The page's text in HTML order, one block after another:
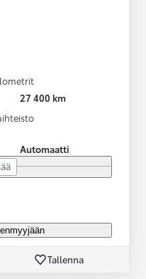
27 400 km
Automaatti
Tallenna